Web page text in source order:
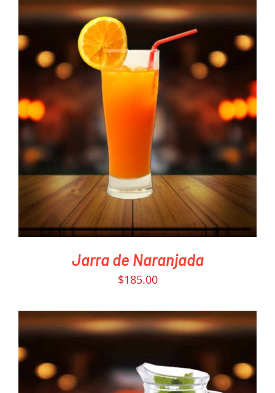
PEDIR AHORA
DETAILS
Jarra de Naranjada
$185.00